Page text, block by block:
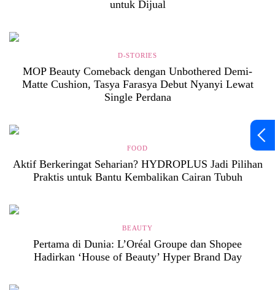
untuk Dijual
D-STORIES
MOP Beauty Comeback dengan Unbothered Demi-
Matte Cushion, Tasya Farasya Debut Nyanyi Lewat
Single Perdana
FOOD
Aktif Berkeringat Seharian? HYDROPLUS Jadi Pilihan
Praktis untuk Bantu Kembalikan Cairan Tubuh
BEAUTY
Pertama di Dunia: L’Oréal Groupe dan Shopee
Hadirkan ‘House of Beauty’ Hyper Brand Day